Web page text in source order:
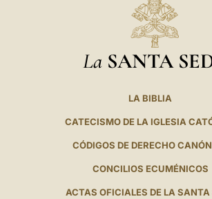
La SANTA
LA BIBLIA
CATECISMO DE LA IGLESIA
CÓDIGOS DE DERECHO
CONCILIOS ECUMÉNICOS
ACTAS OFICIALES DE LA SANTA